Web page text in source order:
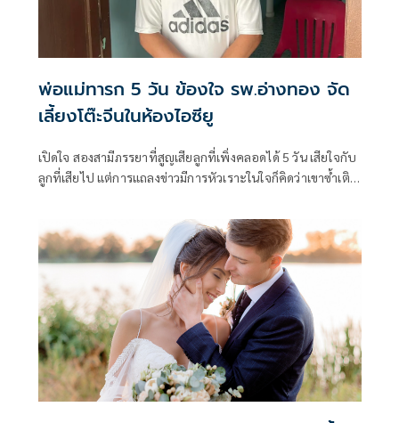
พ่อแม่ทารก 5 วัน ข้องใจ รพ.อ่างทอง จัด
เลี้ยงโต๊ะจีนในห้องไอซียู
เปิดใจ สองสามีภรรยาที่สูญเสียลูกที่เพิ่งคลอดได้ 5 วัน เสียใจกับ
ลูกที่เสียไป แต่การแถลงข่าวมีการหัวเราะในใจก็คิดว่าเขาซ้ำเติม